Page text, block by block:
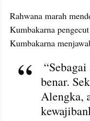
Rahwana marah
Kumbakarna
Kumbakarna
benar.
Alengka,